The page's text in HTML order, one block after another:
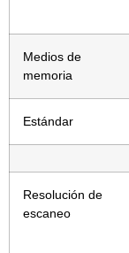
Medios de
memoria
Estándar
Resolución de
escaneo